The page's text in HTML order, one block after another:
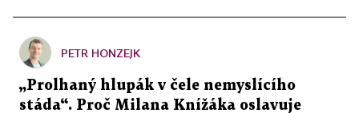
PETR HONZEJK
„Prolhaný hlupák v čele nemyslícího
stáda“. Proč Milana Knížáka oslavuje